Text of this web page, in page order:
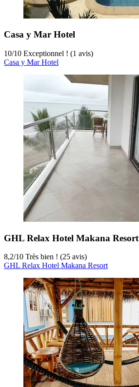
Casa y Mar Hotel
10/10 Exceptionnel ! (1 avis)
Casa y Mar Hotel
GHL Relax Hotel Makana Resort
8,2/10 Très bien ! (25 avis)
GHL Relax Hotel Makana Resort